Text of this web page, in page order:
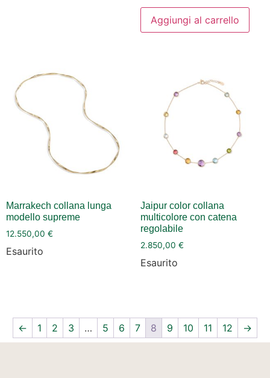
Aggiungi al carrello
Marrakech collana lunga
modello supreme
12.550,00 €
Esaurito
Jaipur color collana
multicolore con catena
regolabile
2.850,00 €
Esaurito
← 1 2 3 … 5 6 7 8 9 10 11 12 →